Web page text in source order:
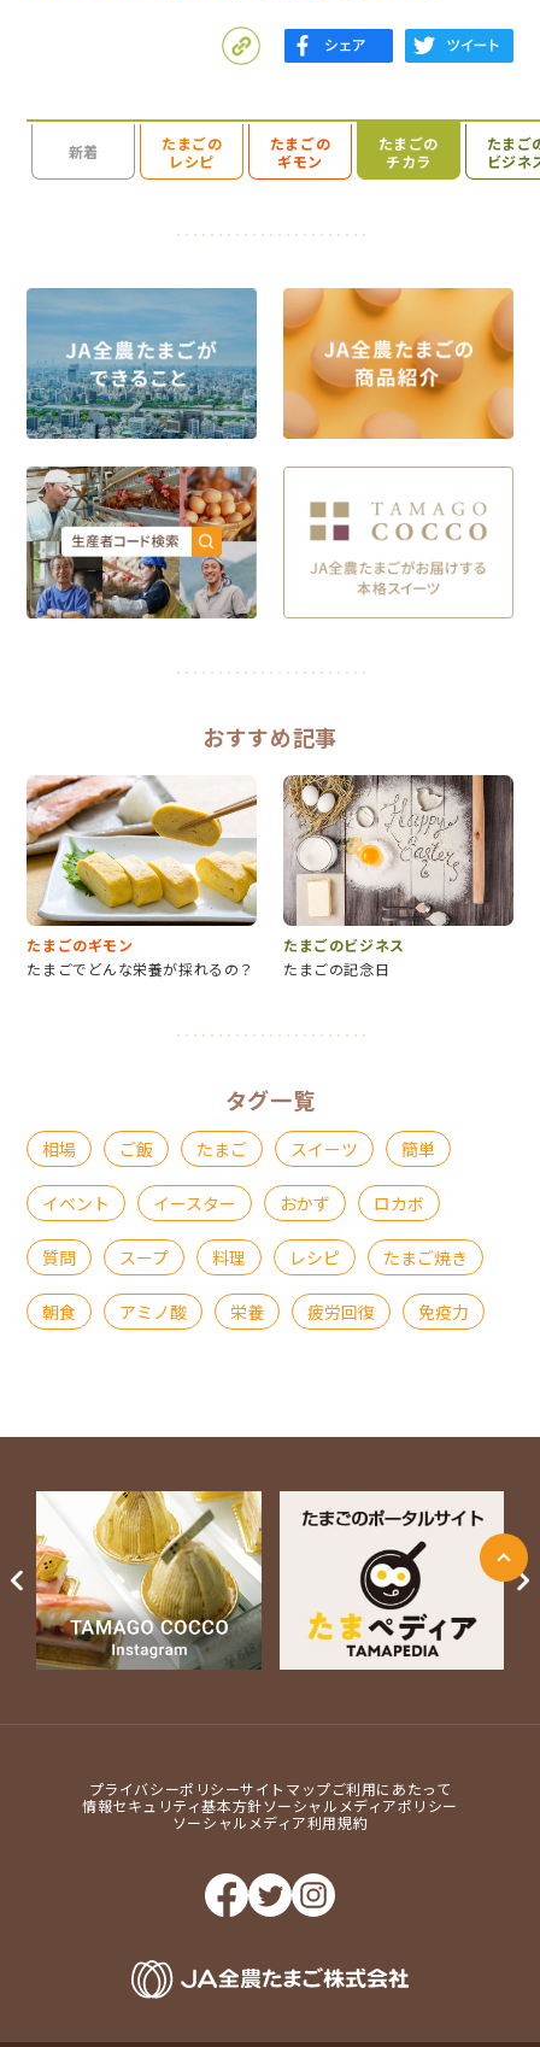
新着
たまごの
レシピ
たまごの
ギモン
たまごの
チカラ
たまご
ビジネ
検索を開く
おすすめ記事
たまごのギモン
たまごでどんな栄養が採れるの？
たまごのビジネス
たまごの記念日
タグ一覧
相場 ご飯 たまご スイーツ 簡単
イベント イースター おかず ロカボ
質問 スープ 料理 レシピ たまご焼き
朝食 アミノ酸 栄養 疲労回復 免疫力
プライバシーポリシーサイトマップご利用にあたって
情報セキュリティ基本方針ソーシャルメディアポリシー
ソーシャルメディア利用規約
ージ上部に戻る